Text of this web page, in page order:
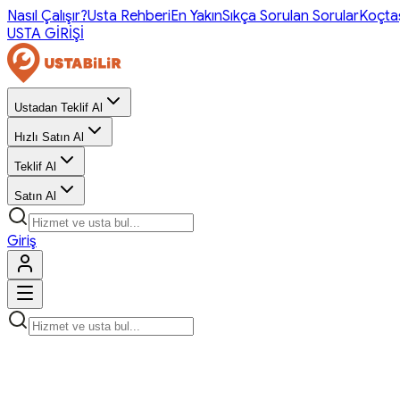
Nasıl Çalışır?Usta RehberiEn YakınSıkça Sorulan Sorular
USTA GİRİŞİ
Ustadan Teklif Al
Hızlı Satın Al
Teklif Al
Satın Al
Giriş